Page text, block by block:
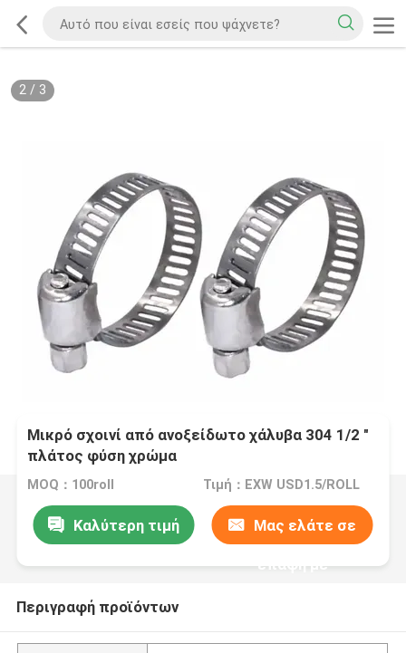
2/ 3
Μικρό σχοινί από ανοξείδωτο χάλυβα 304 1/2 "
πλάτος φύση χρώμα
MOQ：100roll Τιμή：EXW USD1.5/ROLL
Καλύτερη τιμή Μας ελάτε σε
επαφή με
Περιγραφή προϊόντων